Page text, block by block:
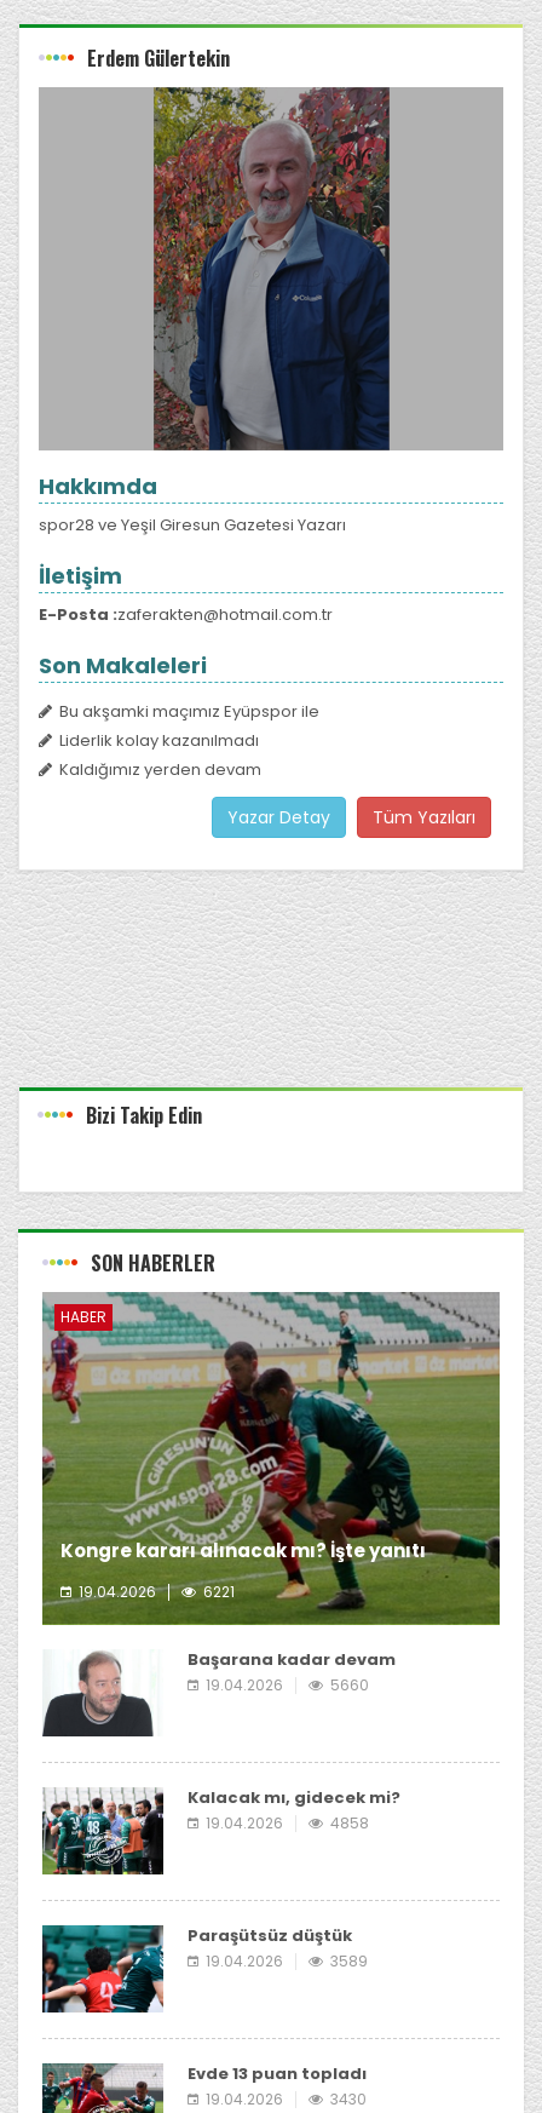
Erdem Gülertekin
Hakkımda
spor28 ve Yeşil Giresun Gazetesi Yazarı
İletişim
E-Posta :zaferakten@hotmail.com.tr
Son Makaleleri
Bu akşamki maçımız Eyüpspor ile
Liderlik kolay kazanılmadı
Kaldığımız yerden devam
Yazar Detay Tüm Yazıları
Bizi Takip Edin
SON HABERLER
HABER
Kongre kararı alınacak mı? İşte yanıtı
19.04.2026 6221
Giresunspor Başkanı Emin Eltuğral'ın kongre kararı
Başarana kadar devam
19.04.2026 5660
Kalacak mı, gidecek mi?
19.04.2026 4858
Paraşütsüz düştük
19.04.2026 3589
Evde 13 puan topladı
19.04.2026 3430